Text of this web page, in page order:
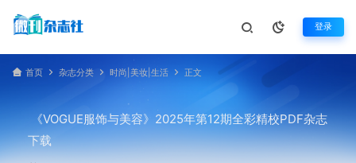
登录
首页 杂志分类 时尚|美妆|生活 正文
《VOGUE服饰与美容》2025年第12期全彩精校PDF杂志
下载